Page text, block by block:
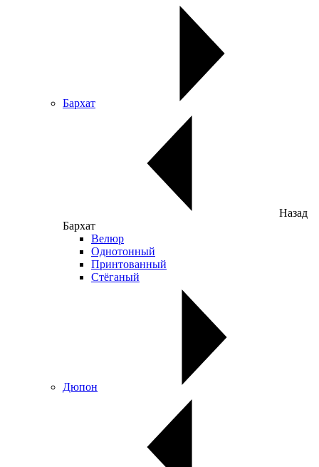
Бархат
Назад
Бархат
Велюр
Однотонный
Принтованный
Стёганый
Дюпон